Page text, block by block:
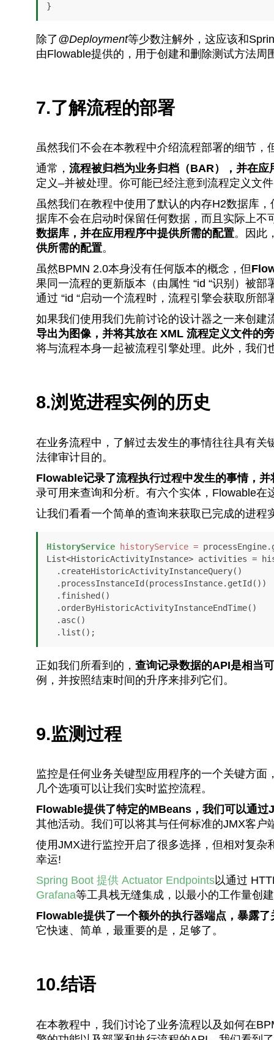
}
除了@Deployment等少数注解外，这应该和
由Flowable提供的，用于创建和删除测试方法周
7.了解流程的部署
虽然我们不会在本教程中介绍流程部署的细节，
通常， 流程被归档为业务归档（BAR），并在应
定义–并被处理。你可能已经注意到流程定义文
虽然我们在教程中使用了默认的内存H2数据库
据库不会在启动时保留任何数据，而且实际上不
数据库，并在应用程序中提供所需的配置。因此
供所需的配置。
虽然BPMN 2.0本身没有任何版本的概念，但
果同一流程的更新版本（由属性 “id “识别）被
通过 “id “启动一个流程时，流程引擎会获取所
如果我们使用我们先前讨论的设计器之一来创建
导出为图像，并将其放在 XML 流程定义文件的
将与流程本身一起被流程引擎处理。此外，我们
8.浏览进程实例的历史
在业务流程中，了解过去发生的事情往往具有
法律审计目的。
Flowable记录了流程执行过程中发生的事情，
录可用来查询和分析。有六个实体，Flowable在
让我们看看一个简单的查询来获取已完成的进程
HistoryService historyService =
List<HistoricActivityInstance> activities =
  .list();
正如我们所看到的， 查询记录数据的API是相当
例，并按照结束时间的升序来排列它们。
9.监测过程
监控是任何业务关键型应用程序的一个关键方
几个选项可以让我们实时监控流程。
Flowable提供了特定的MBeans，我们可以通过
其他活动。我们可以将其与任何标准的JMX客户
使用JMX进行监控开启了很多选择，但相对复
幸运!
Spring Boot 提供 Actuator Endpoints以通过
Grafana等工具栈无缝集成，以最小的工作量创
Flowable提供了一个额外的执行器端点，暴露
它快速、简单，最重要的是，足够了。
10.结语
在本教程中，我们讨论了业务流程以及如何在